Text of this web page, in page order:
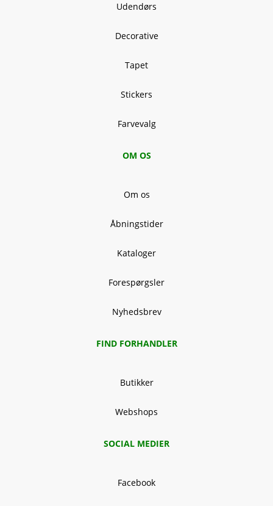
Udendørs
Decorative
Tapet
Stickers
Farvevalg
OM OS
Om os
Åbningstider
Kataloger
Forespørgsler
Nyhedsbrev
FIND FORHANDLER
Butikker
Webshops
SOCIAL MEDIER
Facebook